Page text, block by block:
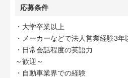
応募条件
・大学卒業以上
・メーカーなどで法人営業経験3年
・日常会話程度の英語力
～歓迎～
・自動車業界での経験